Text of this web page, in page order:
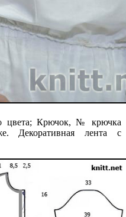
цвета; Крючок, № крючка
Декоративная лента с